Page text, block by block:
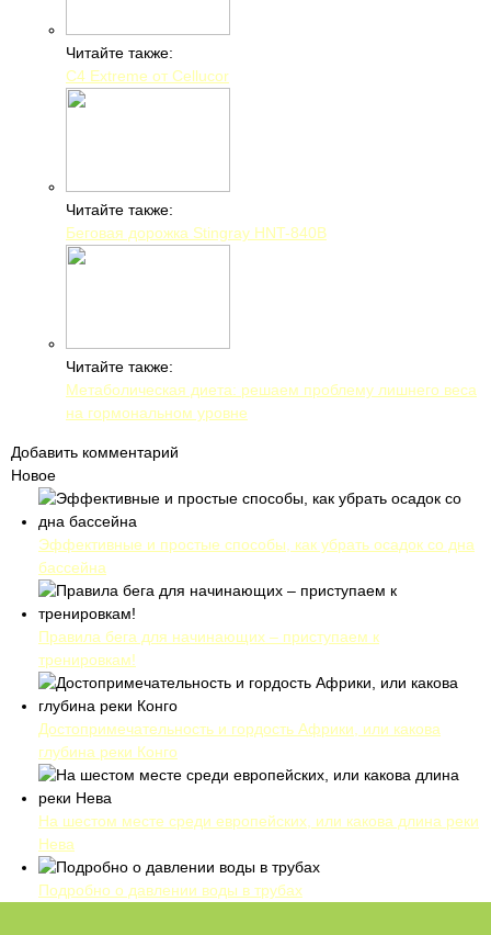
Читайте также:
C4 Extreme от Cellucor
Читайте также:
Беговая дорожка Stingray HNT-840B
Читайте также:
Метаболическая диета: решаем проблему лишнего веса
на гормональном уровне
Добавить комментарий
Новое
Эффективные и простые способы, как убрать осадок со дна
бассейна
Правила бега для начинающих – приступаем к
тренировкам!
Достопримечательность и гордость Африки, или какова
глубина реки Конго
На шестом месте среди европейских, или какова длина реки
Нева
Подробно о давлении воды в трубах